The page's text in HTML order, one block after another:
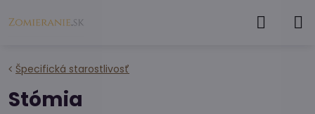
Špecifická starostlivosť
Stómia